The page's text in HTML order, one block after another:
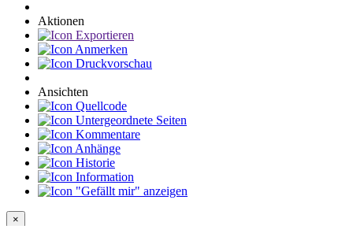
Aktionen
Exportieren
Anmerken
Druckvorschau
Ansichten
Quellcode
Untergeordnete Seiten
Kommentare
Anhänge
Historie
Information
"Gefällt mir" anzeigen
×